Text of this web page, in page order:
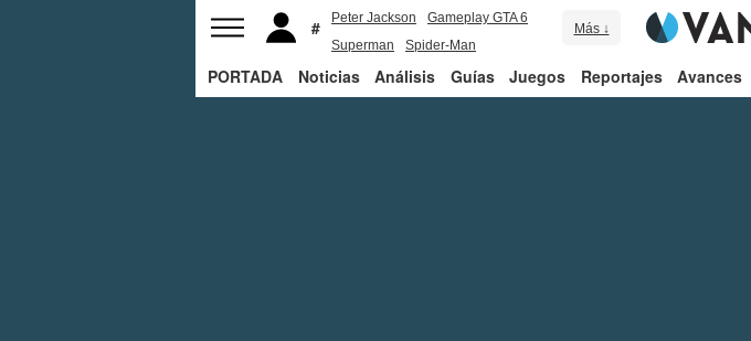
Peter Jackson
Gameplay GTA 6
Superman
Spider-Man
Más ↓
PORTADA Noticias Análisis Guías Juegos Reportajes Avances